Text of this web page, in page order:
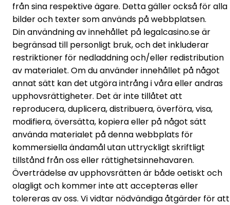
från sina respektive ägare. Detta gäller också för alla
bilder och texter som används på webbplatsen.
Din användning av innehållet på legalcasino.se är
begränsad till personligt bruk, och det inkluderar
restriktioner för nedladdning och/eller redistribution
av materialet. Om du använder innehållet på något
annat sätt kan det utgöra intrång i våra eller andras
upphovsrättigheter. Det är inte tillåtet att
reproducera, duplicera, distribuera, överföra, visa,
modifiera, översätta, kopiera eller på något sätt
använda materialet på denna webbplats för
kommersiella ändamål utan uttryckligt skriftligt
tillstånd från oss eller rättighetsinnehavaren.
Överträdelse av upphovsrätten är både oetiskt och
olagligt och kommer inte att accepteras eller
tolereras av oss. Vi vidtar nödvändiga åtgärder för att